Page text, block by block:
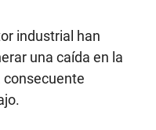
industrial han
una caída en la
consecuente